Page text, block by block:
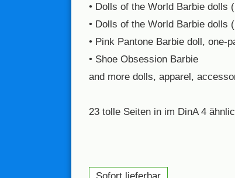
• Dolls of the World Barbie dolls
• Dolls of the World Barbie dolls
• Pink Pantone Barbie doll, one-
• Shoe Obsession Barbie
and more dolls, apparel,
23 tolle Seiten in im DinA 4